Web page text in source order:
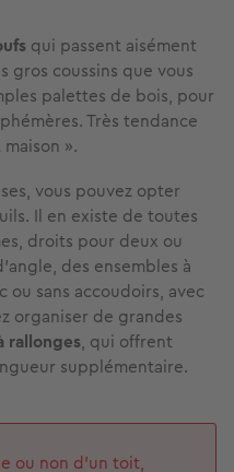
qui passent aisément
gros coussins que vous
palettes de bois, pour
Très tendance
».
vous pouvez opter
Il en existe de toutes
droits pour deux ou
des ensembles à
ou sans accoudoirs, avec
organiser de grandes
rallonges, qui offrent
supplémentaire.
ou non d’un toit,